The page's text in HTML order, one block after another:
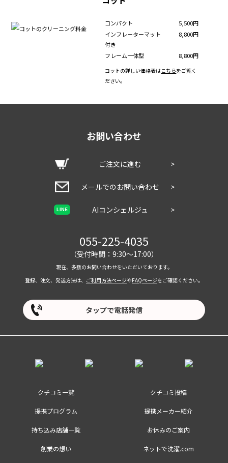
コンパクト
5,500円
インフレーターマット
付き
8,800円
フレーム一体型 8,800円
コットの詳しい価格表はこちらをご覧く
ださい。
お問い合わせ
ご注文に進む >
メールでのお問い合わせ >
LINE AIコンシェルジュ >
055-225-4035
（受付時間：9:30～17:00）
現在、多数のお問い合わせをいただいております。
登録、注文、発送方法は、 ご利用方法ページやFAQページをご確認ください。
タップで電話発信
クチコミ一覧 クチコミ投稿
提携プログラム 提携メーカー紹介
持ち込み店舗一覧 お休みのご案内
創業の想い ネットで洗濯.com